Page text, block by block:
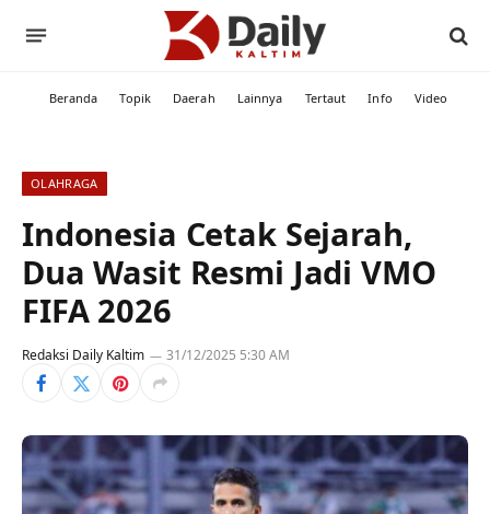
Beranda Topik Daerah Lainnya Tertaut Info Video
OLAHRAGA
Indonesia Cetak Sejarah,
Dua Wasit Resmi Jadi VMO
FIFA 2026
Redaksi Daily Kaltim 31/12/2025 5:30 AM